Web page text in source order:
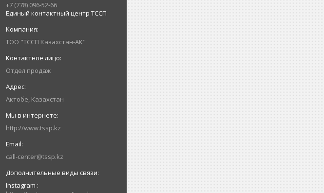
+7 (778) 096-52-66
Единый контактный центр ТССП
ТОО "ТССП Казахстан-АК"
Отдел продаж
Актобе, Казахстан
http://www.tssp.kz
call-center@tssp.kz
Instagram